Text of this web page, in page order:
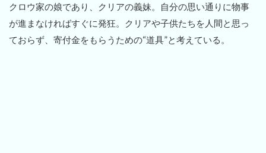
クロウ家の娘であり、クリアの義妹。自分の思い通りに物事
が進まなければすぐに発狂。クリアや子供たちを人間と思っ
ておらず、寄付金をもらうための“道具”と考えている。